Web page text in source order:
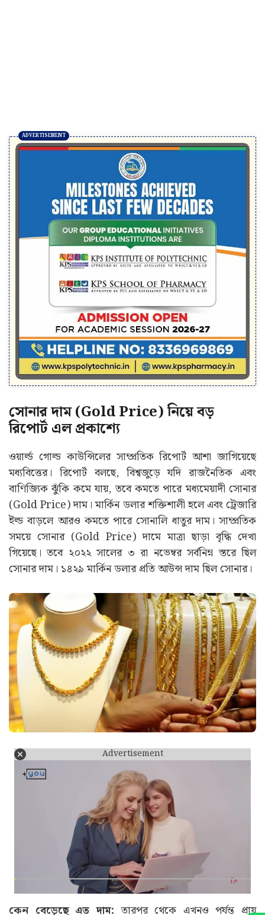
সোনার দাম (Gold Price) নিয়ে বড়
রিপোর্ট এল প্রকাশ্যে
ওয়ার্ল্ড গোল্ড কাউন্সিলের সাম্প্রতিক রিপোর্ট আশা জাগিয়েছে
মধ্যবিত্তের। রিপোর্ট বলছে, বিশ্বজুড়ে যদি রাজনৈতিক এবং
বাণিজ্যিক ঝুঁকি কমে যায়, তবে কমতে পারে মধ্যমেয়াদী সোনার
(Gold Price) দাম। মার্কিন ডলার শক্তিশালী হলে এবং ট্রেজারি
ইল্ড বাড়লে আরও কমতে পারে সোনালি ধাতুর দাম। সাম্প্রতিক
সময়ে সোনার (Gold Price) দামে মাত্রা ছাড়া বৃদ্ধি দেখা
গিয়েছে। তবে ২০২২ সালের ৩ রা নভেম্বর সর্বনিম্ন স্তরে ছিল
সোনার দাম। ১৪২৯ মার্কিন ডলার প্রতি আউন্স দাম ছিল সোনার।
Advertisement
কেন বেড়েছে এত দাম: তারপর থেকে এখনও পর্যন্ত প্রায়